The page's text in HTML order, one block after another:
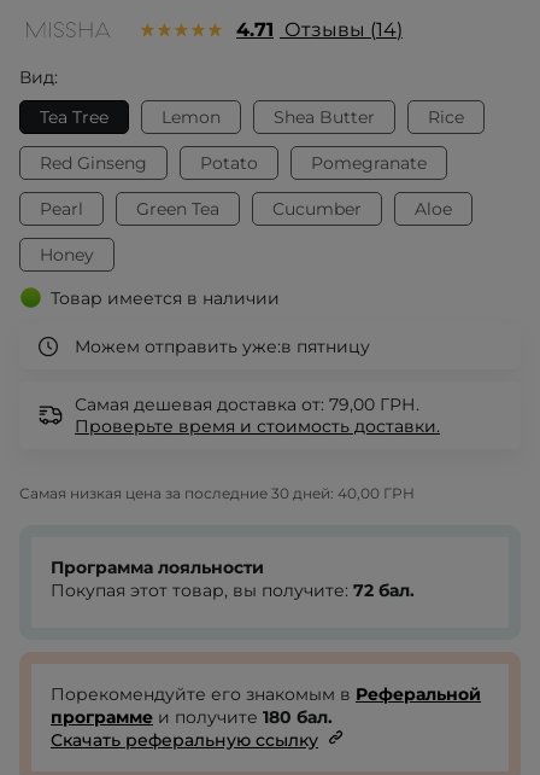
4.71 Отзывы 14
Вид:
Tea Tree
Lemon Shea Butter Rice
Red Ginseng Potato Pomegranate
Pearl Green Tea Cucumber Aloe
Honey
Товар имеется в наличии
Можем отправить уже:в пятницу
Самая дешевая доставка от: 79,00 ГРН.
Проверьте время и стоимость доставки.
Самая низкая цена за последние 30 дней: 40,00 ГРН
Программа лояльности
Покупая этот товар, вы получите: 72 бал.
Порекомендуйте его знакомым в Реферальной
программе и получите 180 бал.
Скачать реферальную ссылку